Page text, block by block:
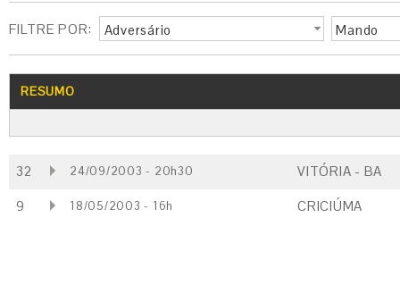
FILTRE POR: Adversário Mando
RESUMO
32 24/09/2003 - 20h30 VITÓRIA - BA
9 18/05/2003 - 16h CRICIÚMA